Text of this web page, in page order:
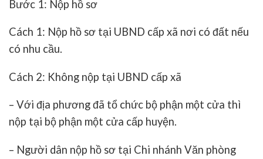
Bước 1: Nộp hồ sơ
Cách 1: Nộp hồ sơ tại UBND cấp xã nơi có đất nếu
có nhu cầu.
Cách 2: Không nộp tại UBND cấp xã
– Với địa phương đã tổ chức bộ phận một cửa thì
nộp tại bộ phận một cửa cấp huyện.
– Người dân nộp hồ sơ tại Chi nhánh Văn phòng